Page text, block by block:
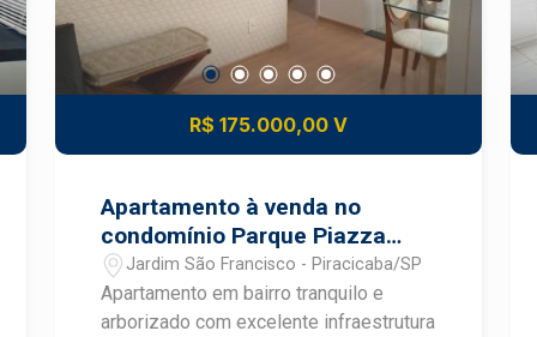
R$ 175.000,00 V
Apartamento à venda no
condomínio Parque Piazza
Venezia
Jardim São Francisco - Piracicaba/SP
Apartamento em bairro tranquilo e
arborizado com excelente infraestrutura